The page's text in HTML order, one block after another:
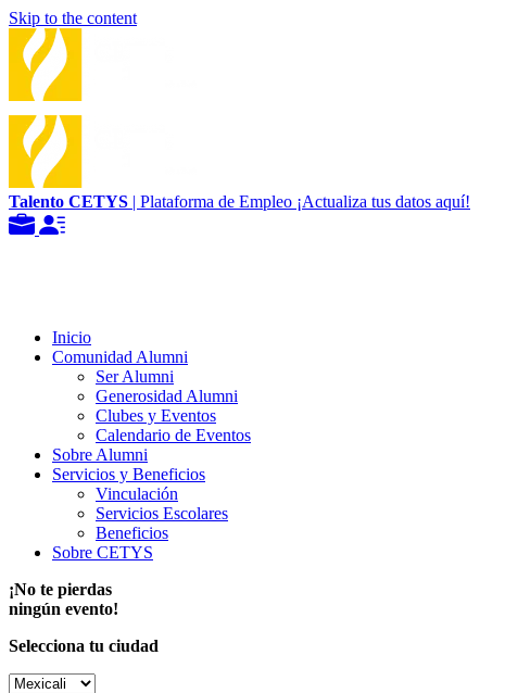
Skip to the content
Talento CETYS | Plataforma de Empleo ¡Actualiza tus datos aquí!
Inicio
Comunidad Alumni
Ser Alumni
Generosidad Alumni
Clubes y Eventos
Calendario de Eventos
Sobre Alumni
Servicios y Beneficios
Vinculación
Servicios Escolares
Beneficios
Sobre CETYS
¡No te pierdas
ningún evento!
Selecciona tu ciudad